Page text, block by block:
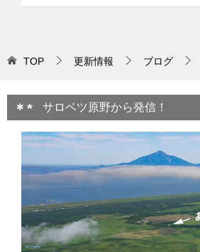
TOP 更新情報 ブログ
サロベツ原野から発信！